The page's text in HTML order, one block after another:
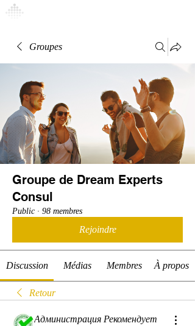
Groupes
Groupe de Dream Experts
Consul
Public · 98 membres
Rejoindre
Discussion Médias Membres À propos
Retour
Администрация Рекомендует